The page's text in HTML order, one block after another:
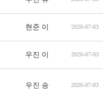
현준 이 2026-07-03
우진 이 2026-07-03
우진 송 2026-07-03